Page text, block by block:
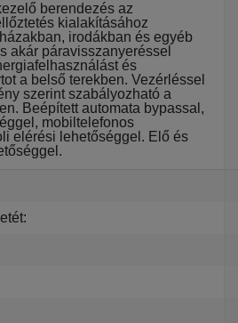
berendezés az
kialakításához
irodákban és egyéb
akár páravisszanyeréssel
és
a belső terekben. Vezérléssel
szerint szabályozható a
Beépített automata bypassal,
mobiltelefonos
elérési lehetőséggel. Elő és